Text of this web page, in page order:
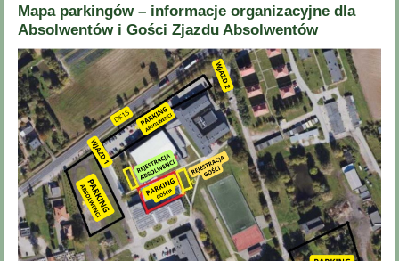
Mapa parkingów – informacje organizacyjne dla
Absolwentów i Gości Zjazdu Absolwentów